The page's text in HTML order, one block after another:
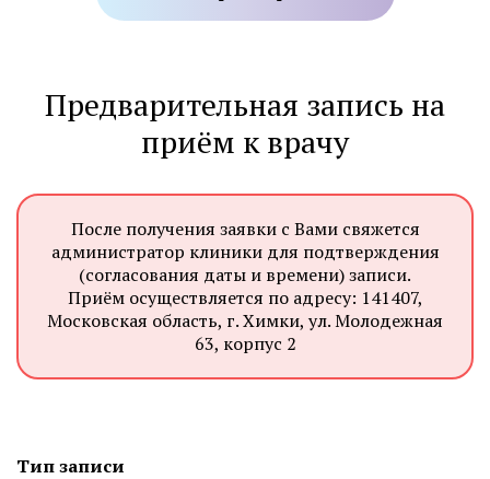
Предварительная запись на
приём к врачу
После получения заявки с Вами свяжется
администратор клиники для подтверждения
(согласования даты и времени) записи.
Приём осуществляется по адресу: 141407,
Московская область, г. Химки, ул. Молодежная
63, корпус 2
Тип записи